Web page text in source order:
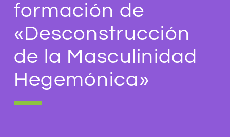
formación de
«Desconstrucción
de la Masculinidad
Hegemónica»